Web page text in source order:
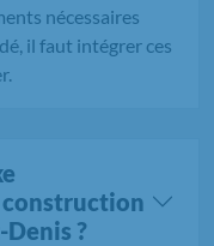
nécessaires
il faut intégrer ces
construction
?